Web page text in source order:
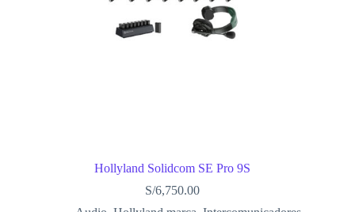
Hollyland Solidcom SE Pro 9S
S/6,750.00